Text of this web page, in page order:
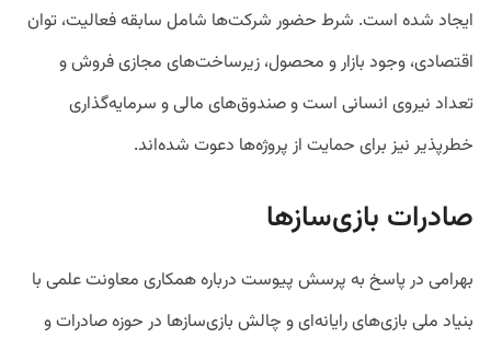
ایجاد شده است. شرط حضور شرکت‌ها شامل سابقه فعالیت، توان
اقتصادی، وجود بازار و محصول، زیرساخت‌های مجازی فروش و
تعداد نیروی انسانی است و صندوق‌های مالی و سرمایه‌گذاری
خطرپذیر نیز برای حمایت از پروژه‌ها دعوت شده‌اند.
صادرات بازی‌سازها
بهرامی در پاسخ به پرسش پیوست درباره همکاری معاونت علمی با
بنیاد ملی بازی‌های رایانه‌ای و چالش بازی‌سازها در حوزه صادرات و